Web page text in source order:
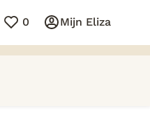
0 Mijn Eliza